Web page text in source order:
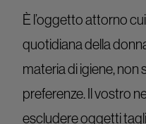
È l’oggetto attorno
quotidiana della
materia di igiene, non
preferenze. Il vostro
escludere oggetti